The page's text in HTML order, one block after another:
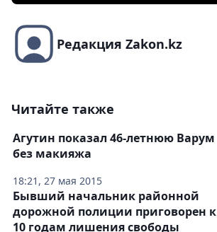
Редакция Zakon.kz
Читайте также
18:21, 27 мая 2015
Агутин показал 46-летнюю Варум
без макияжа
Бывший начальник районной
дорожной полиции приговорен к
10 годам лишения свободы